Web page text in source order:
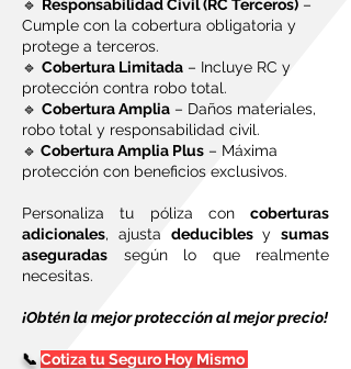
🔹 Responsabilidad Civil (RC Terceros) –
Cumple con la cobertura obligatoria y
protege a terceros.
🔹 Cobertura Limitada – Incluye RC y
protección contra robo total.
🔹 Cobertura Amplia – Daños materiales,
robo total y responsabilidad civil.
🔹 Cobertura Amplia Plus – Máxima
protección con beneficios exclusivos.
Personaliza tu póliza con coberturas
adicionales, ajusta deducibles y sumas
aseguradas según lo que realmente
necesitas.
¡Obtén la mejor protección al mejor precio!
📞 Cotiza tu Seguro Hoy Mismo